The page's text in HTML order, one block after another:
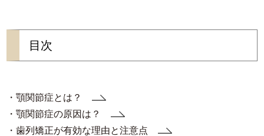
目次
・顎関節症とは？
・顎関節症の原因は？
・歯列矯正が有効な理由と注意点